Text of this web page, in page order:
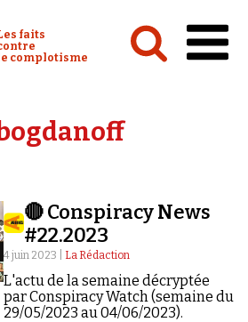
Watch :
faits
complotisme
de presse
🔴 Conspiracy News
#22.2023
4 juin 2023 | La Rédaction
L'actu de la semaine décryptée
par Conspiracy Watch (semaine du
29/05/2023 au 04/06/2023).